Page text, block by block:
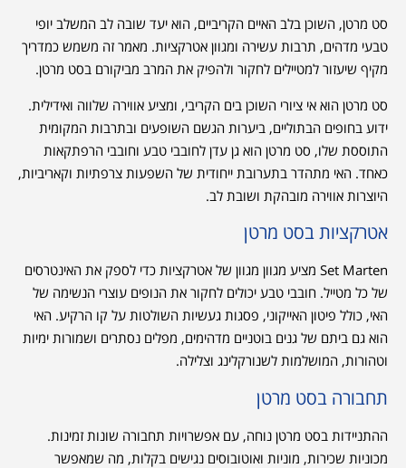
סט מרטן, השוכן בלב האיים הקריביים, הוא יעד שובה לב המשלב יופי
טבעי מדהים, תרבות עשירה ומגוון אטרקציות. מאמר זה משמש כמדריך
מקיף שיעזור למטיילים לחקור ולהפיק את המרב מביקורם בסט מרטן.
סט מרטן הוא אי ציורי השוכן בים הקריבי, ומציע אווירה שלווה ואידילית.
ידוע בחופים הבתוליים, ביערות הגשם השופעים ובתרבות המקומית
התוססת שלו, סט מרטן הוא גן עדן לחובבי טבע וחובבי הרפתקאות
כאחד. האי מתהדר בתערובת ייחודית של השפעות צרפתיות וקאריביות,
היוצרות אווירה מובהקת ושובת לב.
אטרקציות בסט מרטן
Set Marten מציע מגוון מגוון של אטרקציות כדי לספק את האינטרסים
של כל מטייל. חובבי טבע יכולים לחקור את הנופים עוצרי הנשימה של
האי, כולל פיטון האייקוני, פסגות געשיות השולטות על קו הרקיע. האי
הוא גם ביתם של גנים בוטניים מדהימים, מפלים נסתרים ושמורות ימיות
וטהורות, המושלמות לשנורקלינג וצלילה.
תחבורה בסט מרטן
ההתניידות בסט מרטן נוחה, עם אפשרויות תחבורה שונות זמינות.
מכוניות שכירות, מוניות ואוטובוסים נגישים בקלות, מה שמאפשר